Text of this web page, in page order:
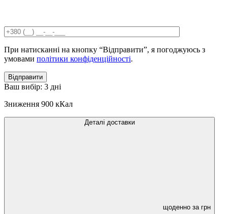
При натисканні на кнопку “Відправити”, я погоджуюсь з
умовами політики конфіденційності.
Відправити
Ваш вибір: 3 дні
Зниження 900 кКал
Деталі доставки
щоденно за грн